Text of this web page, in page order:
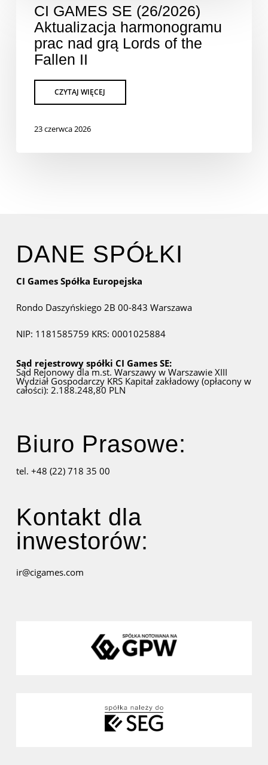
CI GAMES SE (26/2026)
Aktualizacja harmonogramu
prac nad grą Lords of the
Fallen II
23 czerwca 2026
DANE SPÓŁKI
CI Games Spółka Europejska
Rondo Daszyńskiego 2B 00-843 Warszawa
NIP: 1181585759 KRS: 0001025884
Sąd rejestrowy spółki CI Games SE:
Sąd Rejonowy dla m.st. Warszawy w WarszawieXIII
Wydział Gospodarczy KRSKapitał zakładowy (opłacony w
całości): 2.188.248,80 PLN
Biuro Prasowe:
tel. +48 (22) 718 35 00
Kontakt dla
inwestorów:
ir@cigames.com